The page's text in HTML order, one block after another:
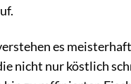
es
nicht nur köstlich